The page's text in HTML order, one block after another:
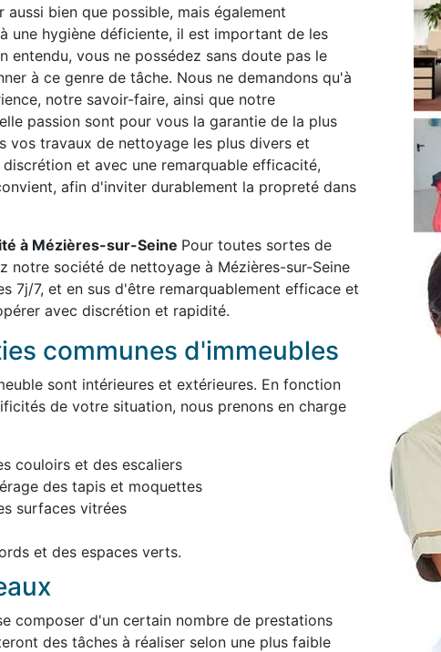
bien que possible, mais également
une hygiène déficiente, il est important de les
entendu, vous ne possédez sans doute pas le
à ce genre de tâche. Nous ne demandons qu'à
notre savoir-faire, ainsi que notre
passion sont pour vous la garantie de la plus
vos travaux de nettoyage les plus divers et
et avec une remarquable efficacité,
afin d'inviter durablement la propreté dans
à Mézières-sur-Seine Pour toutes sortes de
notre société de nettoyage à Mézières-sur-Seine
7j/7, et en sus d'être remarquablement efficace et
avec discrétion et rapidité.
communes d'immeubles
sont intérieures et extérieures. En fonction
de votre situation, nous prenons en charge
couloirs et des escaliers
des tapis et moquettes
surfaces vitrées
et des espaces verts.
composer d'un certain nombre de prestations
des tâches à réaliser selon une plus faible